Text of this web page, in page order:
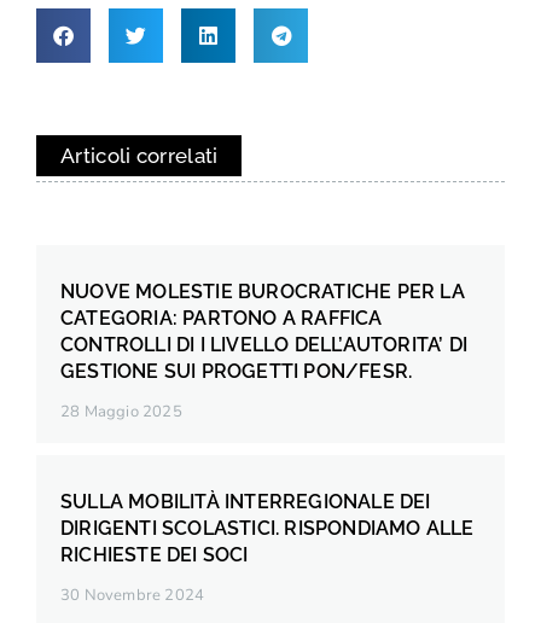
Articoli correlati
NUOVE MOLESTIE BUROCRATICHE PER LA
CATEGORIA: PARTONO A RAFFICA
CONTROLLI DI I LIVELLO DELL’AUTORITA’ DI
GESTIONE SUI PROGETTI PON/FESR.
28 Maggio 2025
SULLA MOBILITÀ INTERREGIONALE DEI
DIRIGENTI SCOLASTICI. RISPONDIAMO ALLE
RICHIESTE DEI SOCI
30 Novembre 2024